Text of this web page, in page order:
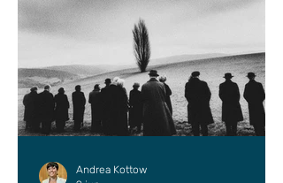
Andrea Kottow